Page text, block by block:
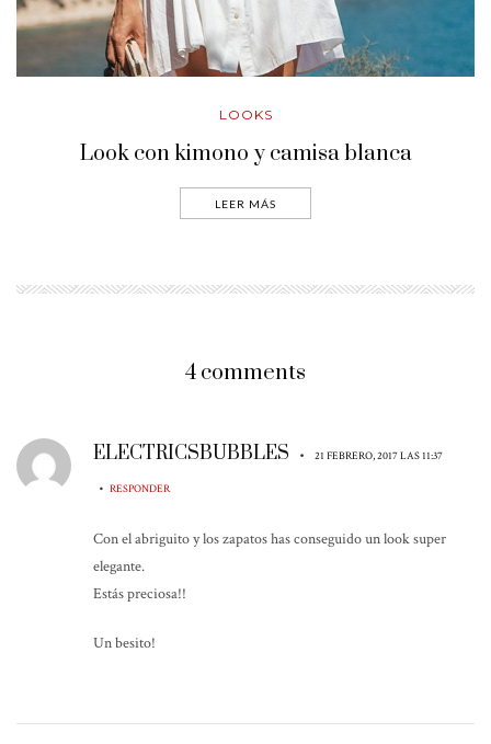
LOOKS
Look con kimono y camisa blanca
LEER MÁS
4 comments
ELECTRICSBUBBLES • 21 FEBRERO, 2017 LAS 11:37
• RESPONDER
Con el abriguito y los zapatos has conseguido un look super
elegante.
Estás preciosa!!
Un besito!